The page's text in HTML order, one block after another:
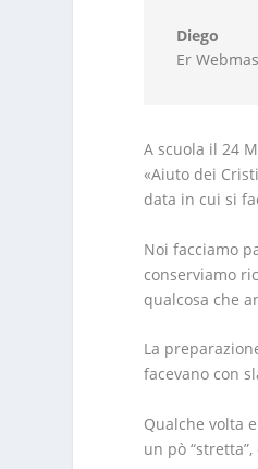
Diego
Er
A scuola il 24
«Aiuto dei
data in cui si
Noi facciamo
conserviamo
qualcosa che
La
facevano con
Qualche volta
un pò